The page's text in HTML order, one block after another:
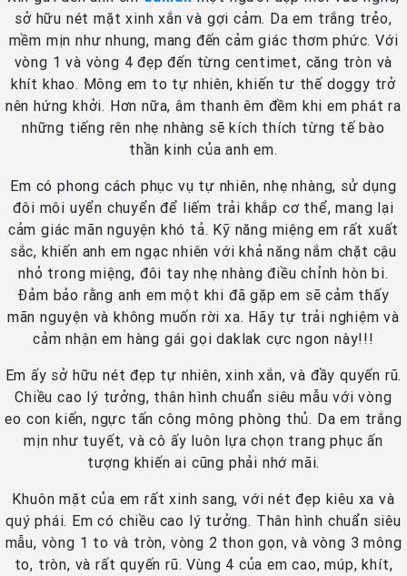
sở hữu nét mặt xinh xắn và gợi cảm. Da em trắng trẻo,
mềm mịn như nhung, mang đến cảm giác thơm phức. Với
vòng 1 và vòng 4 đẹp đến từng centimet, căng tròn và
khít khao. Mông em to tự nhiên, khiến tư thế doggy trở
nên hứng khởi. Hơn nữa, âm thanh êm đềm khi em phát ra
những tiếng rên nhẹ nhàng sẽ kích thích từng tế bào
thần kinh của anh em.
Em có phong cách phục vụ tự nhiên, nhẹ nhàng, sử dụng
đôi môi uyển chuyển để liếm trải khắp cơ thể, mang lại
cảm giác mãn nguyện khó tả. Kỹ năng miệng em rất xuất
sắc, khiến anh em ngạc nhiên với khả năng nắm chặt cậu
nhỏ trong miệng, đôi tay nhẹ nhàng điều chỉnh hòn bi.
Đảm bảo rằng anh em một khi đã gặp em sẽ cảm thấy
mãn nguyện và không muốn rời xa. Hãy tự trải nghiệm và
cảm nhận em hàng gái gọi daklak cực ngon này!!!
Em ấy sở hữu nét đẹp tự nhiên, xinh xắn, và đầy quyến rũ.
Chiều cao lý tưởng, thân hình chuẩn siêu mẫu với vòng
eo con kiến, ngực tấn công mông phòng thủ. Da em trắng
mịn như tuyết, và cô ấy luôn lựa chọn trang phục ấn
tượng khiến ai cũng phải nhớ mãi.
Khuôn mặt của em rất xinh sang, với nét đẹp kiêu xa và
quý phái. Em có chiều cao lý tưởng. Thân hình chuẩn siêu
mẫu, vòng 1 to và tròn, vòng 2 thon gọn, và vòng 3 mông
to, tròn, và rất quyến rũ. Vùng 4 của em cao, múp, khít,